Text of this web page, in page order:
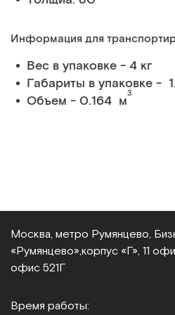
Информация для
Вес в упаковке - 4 кг
Габариты в упаковке -
Объем - 0.164 м3
Москва, метро Румянцево,
«Румянцево», корпус «Г», 11
офис 521Г
Время работы: